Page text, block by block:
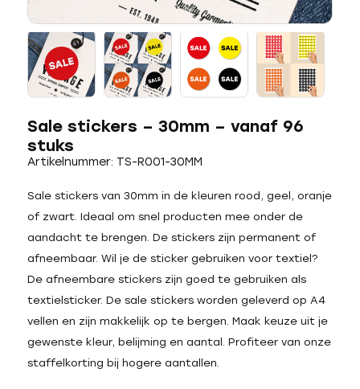
Sale stickers – 30mm – vanaf 96
stuks
Artikelnummer: TS-R001-30MM
Sale stickers van 30mm in de kleuren rood, geel, oranje
of zwart. Ideaal om snel producten mee onder de
aandacht te brengen. De stickers zijn permanent of
afneembaar. Wil je de sticker gebruiken voor textiel?
De afneembare stickers zijn goed te gebruiken als
textielsticker. De sale stickers worden geleverd op A4
vellen en zijn makkelijk op te bergen. Maak keuze uit je
gewenste kleur, belijming en aantal. Profiteer van onze
staffelkorting bij hogere aantallen.